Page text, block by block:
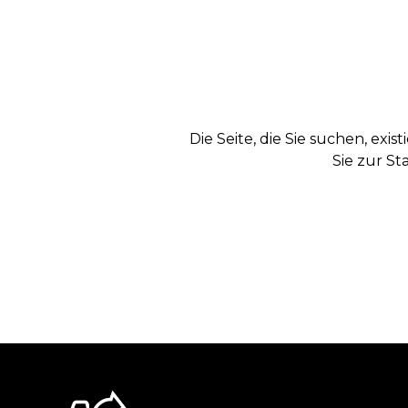
Die Seite, die Sie suchen,
Sie zur